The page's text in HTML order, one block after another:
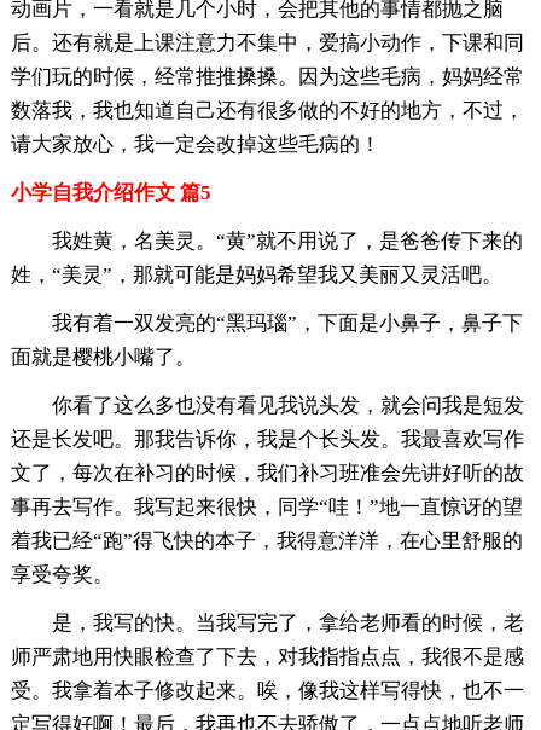
动画片，一看就是几个小时，会把其他的事情都抛之脑
后。还有就是上课注意力不集中，爱搞小动作，下课和同
学们玩的时候，经常推推搡搡。因为这些毛病，妈妈经常
数落我，我也知道自己还有很多做的不好的地方，不过，
请大家放心，我一定会改掉这些毛病的！
小学自我介绍作文 篇5
我姓黄，名美灵。“黄”就不用说了，是爸爸传下来的
姓，“美灵”，那就可能是妈妈希望我又美丽又灵活吧。
我有着一双发亮的“黑玛瑙”，下面是小鼻子，鼻子下
面就是樱桃小嘴了。
你看了这么多也没有看见我说头发，就会问我是短发
还是长发吧。那我告诉你，我是个长头发。我最喜欢写作
文了，每次在补习的时候，我们补习班准会先讲好听的故
事再去写作。我写起来很快，同学“哇！”地一直惊讶的望
着我已经“跑”得飞快的本子，我得意洋洋，在心里舒服的
享受夸奖。
是，我写的快。当我写完了，拿给老师看的时候，老
师严肃地用快眼检查了下去，对我指指点点，我很不是感
受。我拿着本子修改起来。唉，像我这样写得快，也不一
定写得好啊！最后，我再也不去骄傲了，一点点地听老师